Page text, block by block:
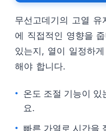
무선고데기의 고열
에 직접적인 영향을
있는지, 열이 일정하
해야 합니다.
온도 조절 기능이 있
요.
빠른 가열로 시간을